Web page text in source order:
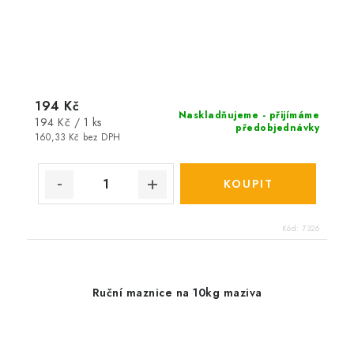
Naskladňujeme - přijímáme
předobjednávky
160,33 Kč bez DPH
194 Kč
Měrná
cena:
194 Kč / 1 ks
Kód: 7326
Ruční maznice na 10kg maziva